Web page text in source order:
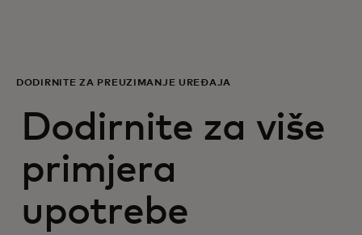
DODIRNITE ZA PREUZIMANJE UREĐAJA
Dodirnite za više
primjera
upotrebe